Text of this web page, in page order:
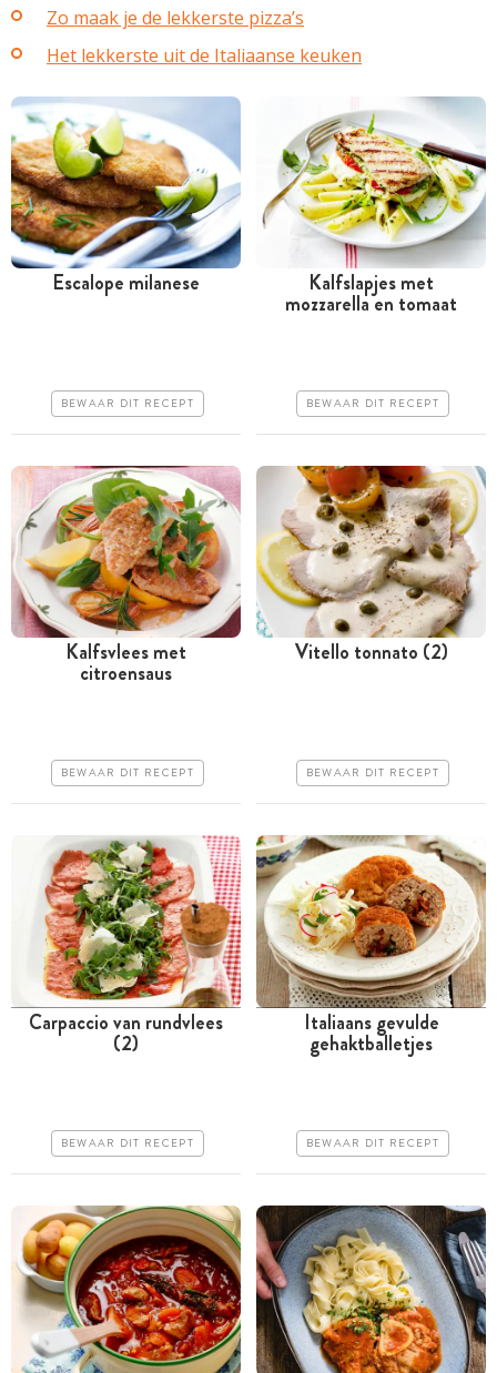
Zo maak je de lekkerste pizza’s
Het lekkerste uit de Italiaanse keuken
Escalope milanese
BEWAAR DIT RECEPT
Minder dan 30 minuten
Makkelijk
Kalfslapjes met
mozzarella en tomaat
BEWAAR DIT RECEPT
Tussen 30 minuten en 1
Kalfsvlees met
citroensaus
BEWAAR DIT RECEPT
Vitello tonnato (2)
BEWAAR DIT RECEPT
Tussen 30 minuten en 1
Carpaccio van rundvlees
(2)
BEWAAR DIT RECEPT
Tussen 30 minuten en 1
Italiaans gevulde
gehaktballetjes
BEWAAR DIT RECEPT